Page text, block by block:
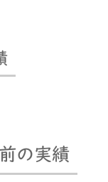
の実績